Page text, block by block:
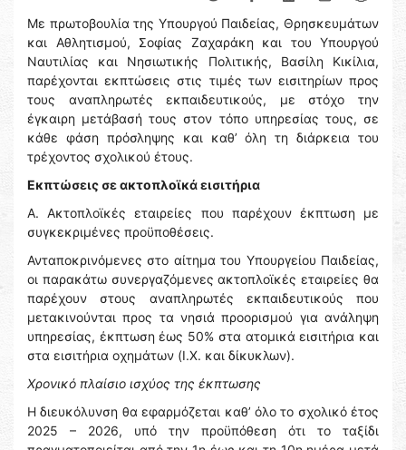
Με πρωτοβουλία της Υπουργού Παιδείας, Θρησκευμάτων
και Αθλητισμού, Σοφίας Ζαχαράκη και του Υπουργού
Ναυτιλίας και Νησιωτικής Πολιτικής, Βασίλη Κικίλια,
παρέχονται εκπτώσεις στις τιμές των εισιτηρίων προς
τους αναπληρωτές εκπαιδευτικούς, με στόχο την
έγκαιρη μετάβασή τους στον τόπο υπηρεσίας τους, σε
κάθε φάση πρόσληψης και καθ’ όλη τη διάρκεια του
τρέχοντος σχολικού έτους.
Εκπτώσεις σε ακτοπλοϊκά εισιτήρια
Α. Ακτοπλοϊκές εταιρείες που παρέχουν έκπτωση με
συγκεκριμένες προϋποθέσεις.
Ανταποκρινόμενες στο αίτημα του Υπουργείου Παιδείας,
οι παρακάτω συνεργαζόμενες ακτοπλοϊκές εταιρείες θα
παρέχουν στους αναπληρωτές εκπαιδευτικούς που
μετακινούνται προς τα νησιά προορισμού για ανάληψη
υπηρεσίας, έκπτωση έως 50% στα ατομικά εισιτήρια και
στα εισιτήρια οχημάτων (Ι.Χ. και δίκυκλων).
Χρονικό πλαίσιο ισχύος της έκπτωσης
Η διευκόλυνση θα εφαρμόζεται καθ’ όλο το σχολικό έτος
2025 – 2026, υπό την προϋπόθεση ότι το ταξίδι